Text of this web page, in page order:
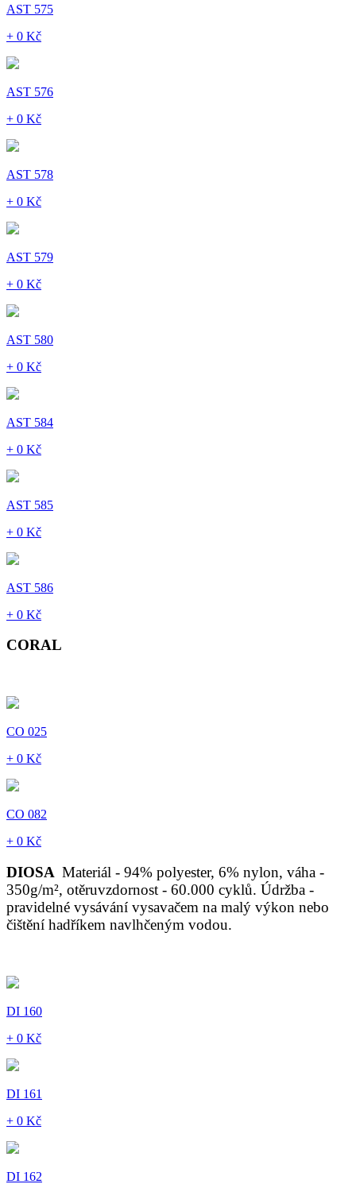
AST 575
+ 0 Kč
AST 576
+ 0 Kč
AST 578
+ 0 Kč
AST 579
+ 0 Kč
AST 580
+ 0 Kč
AST 584
+ 0 Kč
AST 585
+ 0 Kč
AST 586
+ 0 Kč
CORAL
CO 025
+ 0 Kč
CO 082
+ 0 Kč
DIOSA Materiál - 94% polyester, 6% nylon, váha -
350g/m², otěruvzdornost - 60.000 cyklů. Údržba -
pravidelné vysávání vysavačem na malý výkon nebo
čištění hadříkem navlhčeným vodou.
DI 160
+ 0 Kč
DI 161
+ 0 Kč
DI 162